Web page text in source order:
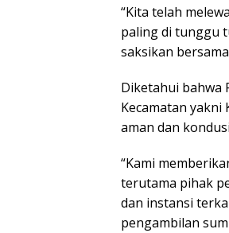
“Kita telah
paling di tunggu
saksikan
Diketahui bahwa
Kecamatan yakni
aman dan
“Kami
terutama pihak
dan instansi
pengambilan